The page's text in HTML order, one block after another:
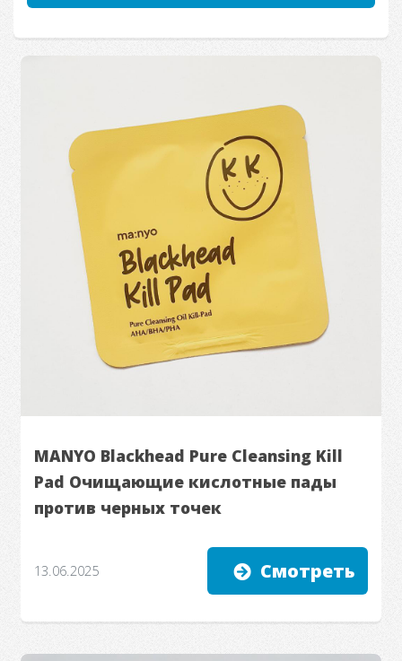
MANYO Blackhead Pure Cleansing Kill
Pad Очищающие кислотные пады
против черных точек
13.06.2025 Смотреть